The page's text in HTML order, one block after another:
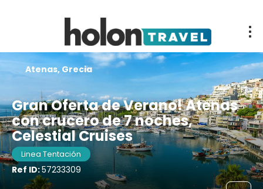
Gran Oferta de Verano! Atenas
con crucero de 7 noches,
Celestial Cruises
Linea Tentación
Ref ID:57233309
Atenas, Grecia